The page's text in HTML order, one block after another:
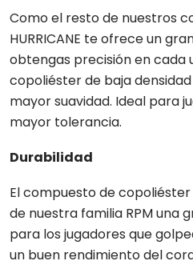
Como el resto de nuestros
HURRICANE te ofrece un
obtengas precisión en cada
copoliéster de baja
mayor suavidad. Ideal para
mayor tolerancia.
Durabilidad
El compuesto de
de nuestra familia RPM una
para los jugadores que
un buen rendimiento del